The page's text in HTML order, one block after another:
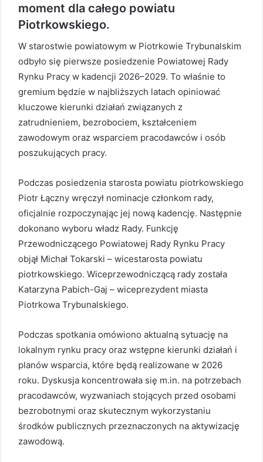
moment dla całego powiatu
Piotrkowskiego.
W starostwie powiatowym w Piotrkowie Trybunalskim
odbyło się pierwsze posiedzenie Powiatowej Rady
Rynku Pracy w kadencji 2026–2029. To właśnie to
gremium będzie w najbliższych latach opiniować
kluczowe kierunki działań związanych z
zatrudnieniem, bezrobociem, kształceniem
zawodowym oraz wsparciem pracodawców i osób
poszukujących pracy.
Podczas posiedzenia starosta powiatu piotrkowskiego
Piotr Łączny wręczył nominacje członkom rady,
oficjalnie rozpoczynając jej nową kadencję. Następnie
dokonano wyboru władz Rady. Funkcję
Przewodniczącego Powiatowej Rady Rynku Pracy
objął Michał Tokarski – wicestarosta powiatu
piotrkowskiego. Wiceprzewodniczącą rady została
Katarzyna Pabich-Gaj – wiceprezydent miasta
Piotrkowa Trybunalskiego.
Podczas spotkania omówiono aktualną sytuację na
lokalnym rynku pracy oraz wstępne kierunki działań i
planów wsparcia, które będą realizowane w 2026
roku. Dyskusja koncentrowała się m.in. na potrzebach
pracodawców, wyzwaniach stojących przed osobami
bezrobotnymi oraz skutecznym wykorzystaniu
środków publicznych przeznaczonych na aktywizację
zawodową.